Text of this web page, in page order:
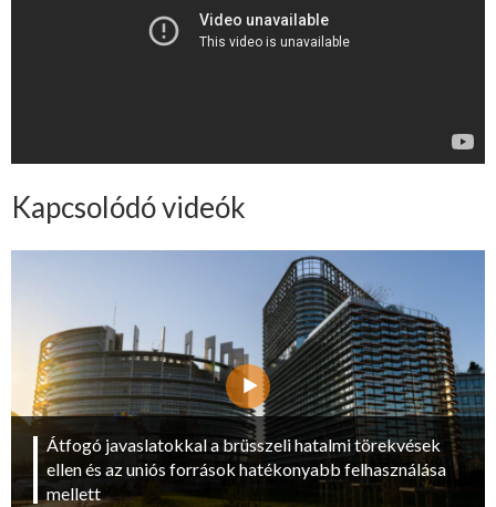
Kapcsolódó videók
Átfogó javaslatokkal a brüsszeli hatalmi törekvések
ellen és az uniós források hatékonyabb felhasználása
mellett